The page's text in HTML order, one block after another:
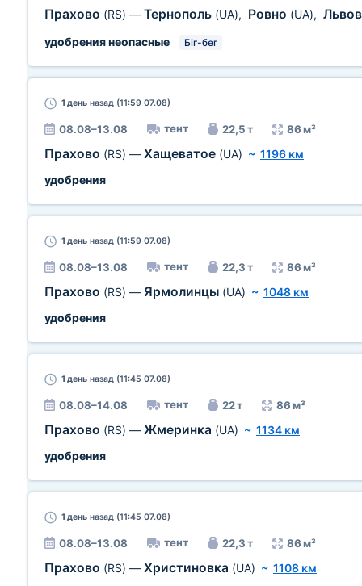
Прахово (RS) — Тернополь (UA), Ровно (UA),
удобрения неопасные Біг-бег
1 день назад (11:59 07.08)
08.08–13.08 тент 22,5 т 86 м³
Прахово (RS) — Хащеватое (UA) ~ 1196 км
удобрения
1 день назад (11:59 07.08)
08.08–13.08 тент 22,3 т 86 м³
Прахово (RS) — Ярмолинцы (UA) ~ 1048 км
удобрения
1 день назад (11:45 07.08)
08.08–14.08 тент 22 т 86 м³
Прахово (RS) — Жмеринка (UA) ~ 1134 км
удобрения
1 день назад (11:45 07.08)
08.08–13.08 тент 22,3 т 86 м³
Прахово (RS) — Христиновка (UA) ~ 1108 км